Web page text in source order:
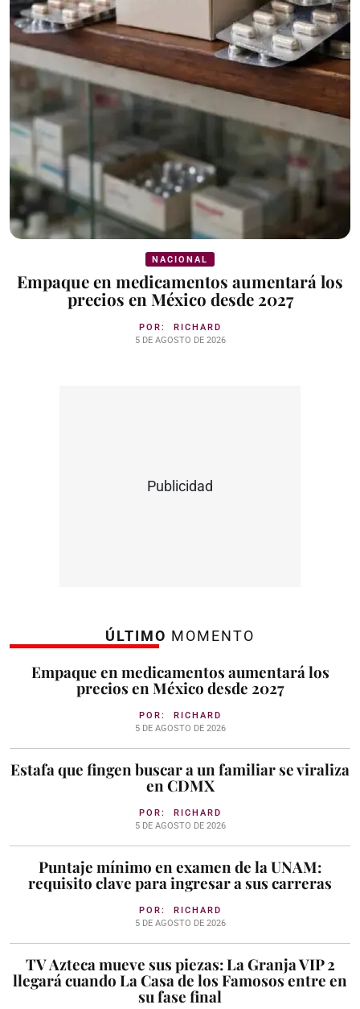
NACIONAL
Empaque en medicamentos aumentará los
precios en México desde 2027
POR: RICHARD
5 DE AGOSTO DE 2026
Publicidad
ÚLTIMO MOMENTO
Empaque en medicamentos aumentará los
precios en México desde 2027
POR: RICHARD
5 DE AGOSTO DE 2026
Estafa que fingen buscar a un familiar se viraliza
en CDMX
POR: RICHARD
5 DE AGOSTO DE 2026
Puntaje mínimo en examen de la UNAM:
requisito clave para ingresar a sus carreras
POR: RICHARD
5 DE AGOSTO DE 2026
TV Azteca mueve sus piezas: La Granja VIP 2
llegará cuando La Casa de los Famosos entre en
su fase final